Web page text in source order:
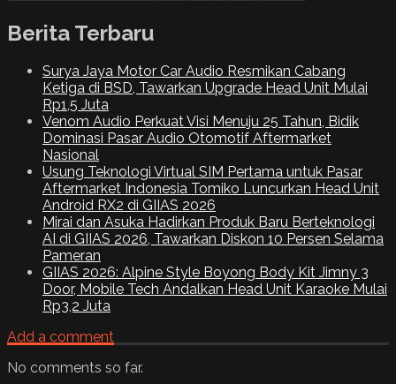
Berita Terbaru
Surya Jaya Motor Car Audio Resmikan Cabang
Ketiga di BSD, Tawarkan Upgrade Head Unit Mulai
Rp1,5 Juta
Venom Audio Perkuat Visi Menuju 25 Tahun, Bidik
Dominasi Pasar Audio Otomotif Aftermarket
Nasional
Usung Teknologi Virtual SIM Pertama untuk Pasar
Aftermarket Indonesia Tomiko Luncurkan Head Unit
Android RX2 di GIIAS 2026
Mirai dan Asuka Hadirkan Produk Baru Berteknologi
AI di GIIAS 2026, Tawarkan Diskon 10 Persen Selama
Pameran
GIIAS 2026: Alpine Style Boyong Body Kit Jimny 3
Door, Mobile Tech Andalkan Head Unit Karaoke Mulai
Rp3,2 Juta
Add a comment
No comments so far.